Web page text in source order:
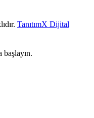
TanıtımX Dijital
başlayın.